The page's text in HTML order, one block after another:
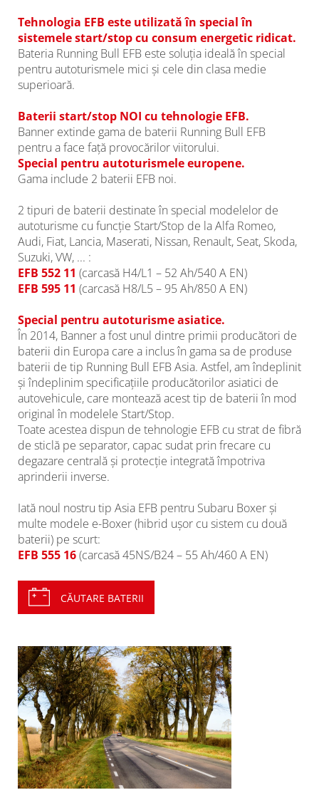
Tehnologia EFB este utilizată în special în
sistemele start/stop cu consum energetic ridicat.
Bateria Running Bull EFB este soluția ideală în special
pentru autoturismele mici și cele din clasa medie
superioară.
Baterii start/stop NOI cu tehnologie EFB.
Banner extinde gama de baterii Running Bull EFB
pentru a face față provocărilor viitorului.
Special pentru autoturismele europene.
Gama include 2 baterii EFB noi.
2 tipuri de baterii destinate în special modelelor de
autoturisme cu funcție Start/Stop de la Alfa Romeo,
Audi, Fiat, Lancia, Maserati, Nissan, Renault, Seat, Skoda,
Suzuki, VW, ... :
EFB 552 11 (carcasă H4/L1 – 52 Ah/540 A EN)
EFB 595 11 (carcasă H8/L5 – 95 Ah/850 A EN)
Special pentru autoturisme asiatice.
În 2014, Banner a fost unul dintre primii producători de
baterii din Europa care a inclus în gama sa de produse
baterii de tip Running Bull EFB Asia. Astfel, am îndeplinit
și îndeplinim specificațiile producătorilor asiatici de
autovehicule, care montează acest tip de baterii în mod
original în modelele Start/Stop.
Toate acestea dispun de tehnologie EFB cu strat de fibră
de sticlă pe separator, capac sudat prin frecare cu
degazare centrală și protecție integrată împotriva
aprinderii inverse.
Iată noul nostru tip Asia EFB pentru Subaru Boxer și
multe modele e-Boxer (hibrid ușor cu sistem cu două
baterii) pe scurt:
EFB 555 16(carcasă 45NS/B24 – 55 Ah/460 A EN)
CĂUTARE BATERII